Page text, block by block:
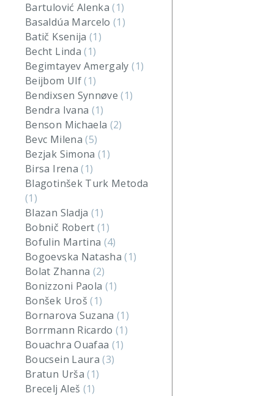
Bartulović Alenka(1)
Basaldúa Marcelo(1)
Batič Ksenija(1)
Becht Linda(1)
Begimtayev Amergaly(1)
Beijbom Ulf(1)
Bendixsen Synnøve(1)
Bendra Ivana (1)
Benson Michaela (2)
Bevc Milena(5)
Bezjak Simona(1)
Birsa Irena(1)
Blagotinšek Turk Metoda
(1)
Blazan Sladja(1)
Bobnič Robert(1)
Bofulin Martina (4)
Bogoevska Natasha(1)
Bolat Zhanna (2)
Bonizzoni Paola (1)
Bonšek Uroš(1)
Bornarova Suzana(1)
Borrmann Ricardo(1)
Bouachra Ouafaa (1)
Boucsein Laura(3)
Bratun Urša(1)
Brecelj Aleš (1)